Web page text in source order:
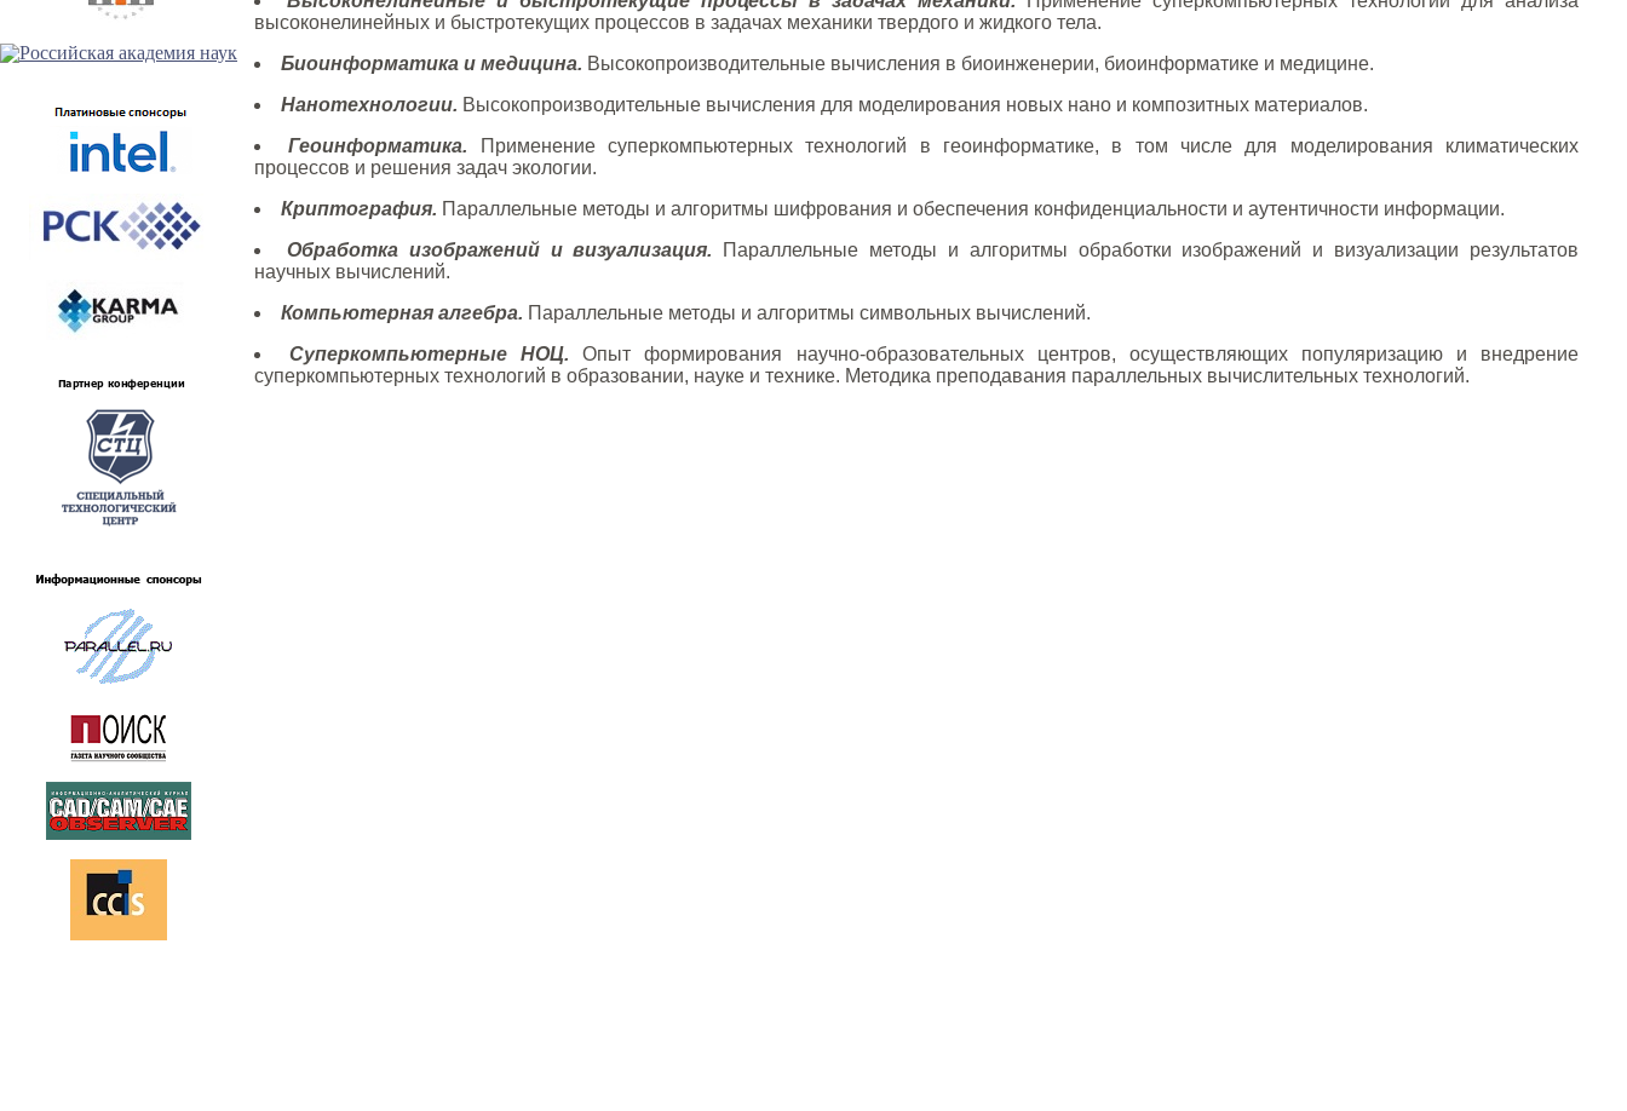
высоконелинейных и быстротекущих процессов в задачах механики твердого и жидкого тела.
Биоинформатика и медицина. Высокопроизводительные вычисления в биоинженерии, биоинформатике и медицине.
Нанотехнологии. Высокопроизводительные вычисления для моделирования новых нано и композитных материалов.
Геоинформатика. Применение суперкомпьютерных технологий в геоинформатике, в том числе для моделирования климатических
процессов и решения задач экологии.
Криптография. Параллельные методы и алгоритмы шифрования и обеспечения конфиденциальности и аутентичности информации.
Обработка изображений и визуализация. Параллельные методы и алгоритмы обработки изображений и визуализации результатов
научных вычислений.
Компьютерная алгебра. Параллельные методы и алгоритмы символьных вычислений.
Суперкомпьютерные НОЦ. Опыт формирования научно-образовательных центров, осуществляющих популяризацию и внедрение
суперкомпьютерных технологий в образовании, науке и технике. Методика преподавания параллельных вычислительных технологий.